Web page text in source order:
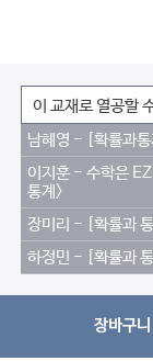
이 교재로 열공할
남혜영 - [확률과
이지훈 - 수학은
통계>
장미리 - [확률과
하정민 - [확률과
장바구니